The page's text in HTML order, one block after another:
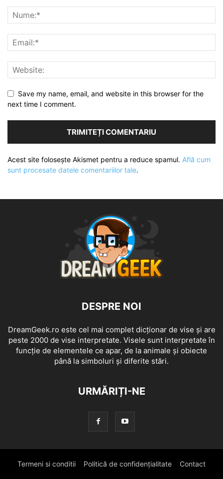
Save my name, email, and website in this browser for the
next time I comment.
Acest site folosește Akismet pentru a reduce spamul. Află cum
sunt procesate datele comentariilor tale.
DESPRE NOI
DreamGeek.ro este cel mai complet dicționar de vise și are
peste 2000 de vise interpretate. Visele sunt interpretate în
funcție de elementele ce apar, de la animale și obiecte
până la simboluri și diferite stări.
URMĂRIȚI-NE
Termeni si conditii Politică de confidențialitate Contact